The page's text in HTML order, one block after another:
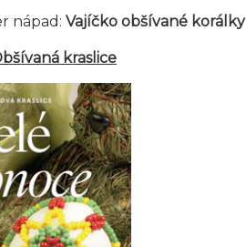
nápad: Vajíčko obšívané korálky
kraslice